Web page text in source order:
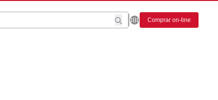
Comprar on-line